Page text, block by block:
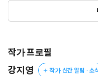
을 받는다. 젊고 부유한 검사
그들이 기나긴 여름휴가를
영소는 미덥지 못한 조문의
있는 거 알지?”
작가 프로필
강지영
작가 신간 알림 · 소